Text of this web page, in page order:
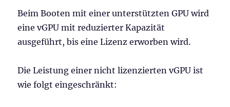
Beim Booten mit einer unterstützten GPU wird
eine vGPU mit reduzierter Kapazität
ausgeführt, bis eine Lizenz erworben wird.
Die Leistung einer nicht lizenzierten vGPU ist
wie folgt eingeschränkt: